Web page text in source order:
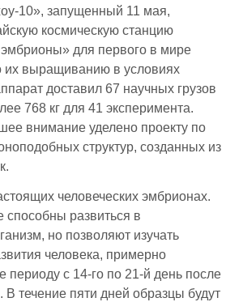
10», запущенный 11 мая,
космическую станцию
для первого в мире
их выращиванию в условиях
доставил 67 научных грузов
768 кг для 41 эксперимента.
внимание уделено проекту по
структур, созданных из
человеческих эмбрионах.
способны развиться в
но позволяют изучать
человека, примерно
периоду с 14-го по 21-й день после
В течение пяти дней образцы будут